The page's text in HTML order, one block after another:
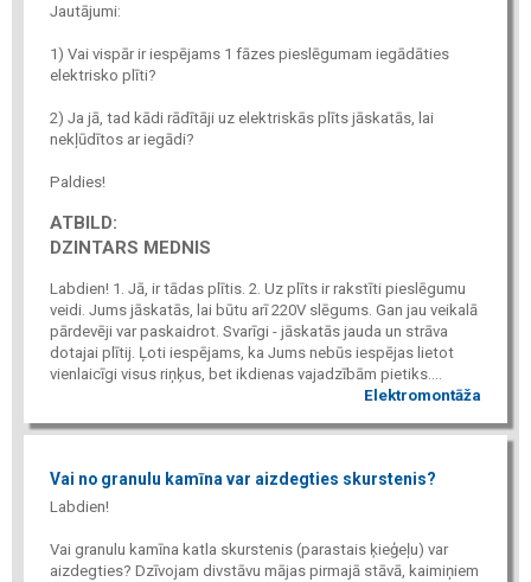
Jautājumi:
1) Vai vispār ir iespējams 1 fāzes pieslēgumam iegādāties
elektrisko plīti?
2) Ja jā, tad kādi rādītāji uz elektriskās plīts jāskatās, lai
nekļūdītos ar iegādi?
Paldies!
ATBILD:
DZINTARS MEDNIS
Labdien! 1. Jā, ir tādas plītis. 2. Uz plīts ir rakstīti pieslēgumu
veidi. Jums jāskatās, lai būtu arī 220V slēgums. Gan jau veikalā
pārdevēji var paskaidrot. Svarīgi - jāskatās jauda un strāva
dotajai plītij. Ļoti iespējams, ka Jums nebūs iespējas lietot
vienlaicīgi visus riņķus, bet ikdienas vajadzībām pietiks....
Elektromontāža
Vai no granulu kamīna var aizdegties skurstenis?
Labdien!
Vai granulu kamīna katla skurstenis (parastais ķieģeļu) var
aizdegties? Dzīvojam divstāvu mājas pirmajā stāvā, kaimiņiem